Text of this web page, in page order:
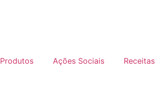
Produtos Ações Sociais Receitas